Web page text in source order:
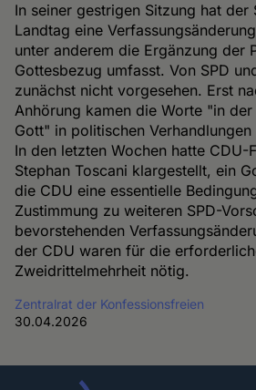
In seiner gestrigen Sitzung hat der
Landtag eine
unter anderem die Ergänzung der
Gottesbezug umfasst. Von SPD
zunächst nicht vorgesehen. Erst
Anhörung kamen die Worte "in
Gott" in politischen
In den letzten Wochen hatte CDU-
Stephan Toscani klargestellt, ein
die CDU eine essentielle
Zustimmung zu weiteren SPD-
bevorstehenden
der CDU waren für die
Zweidrittelmehrheit nötig.
Zentralrat der Konfessionsfreien
30.04.2026